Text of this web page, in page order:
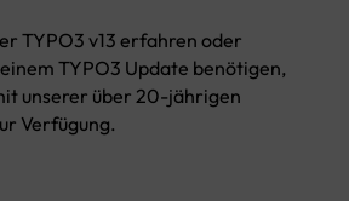
TYPO3 v13 erfahren oder
TYPO3 Update benötigen,
unserer über 20-jährigen
Verfügung.